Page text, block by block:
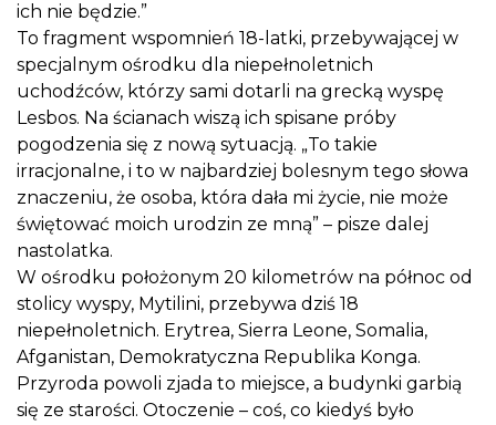
ich nie będzie.”
To fragment wspomnień 18-latki, przebywającej w
specjalnym ośrodku dla niepełnoletnich
uchodźców, którzy sami dotarli na grecką wyspę
Lesbos. Na ścianach wiszą ich spisane próby
pogodzenia się z nową sytuacją. „To takie
irracjonalne, i to w najbardziej bolesnym tego słowa
znaczeniu, że osoba, która dała mi życie, nie może
świętować moich urodzin ze mną” – pisze dalej
nastolatka.
W ośrodku położonym 20 kilometrów na północ od
stolicy wyspy, Mytilini, przebywa dziś 18
niepełnoletnich. Erytrea, Sierra Leone, Somalia,
Afganistan, Demokratyczna Republika Konga.
Przyroda powoli zjada to miejsce, a budynki garbią
się ze starości. Otoczenie – coś, co kiedyś było